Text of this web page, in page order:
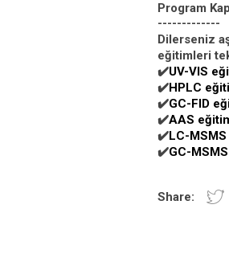
Program
-------------
Dilerseniz
eğitimleri
✔️UV-VIS
✔️HPLC
✔️GC-FID
✔️AAS
✔️LC-
✔️GC-
Share: